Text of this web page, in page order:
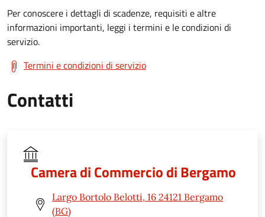
Per conoscere i dettagli di scadenze, requisiti e altre
informazioni importanti, leggi i termini e le condizioni di
servizio.
Termini e condizioni di servizio
Contatti
Camera di Commercio di Bergamo
Largo Bortolo Belotti, 16 24121 Bergamo
(BG)